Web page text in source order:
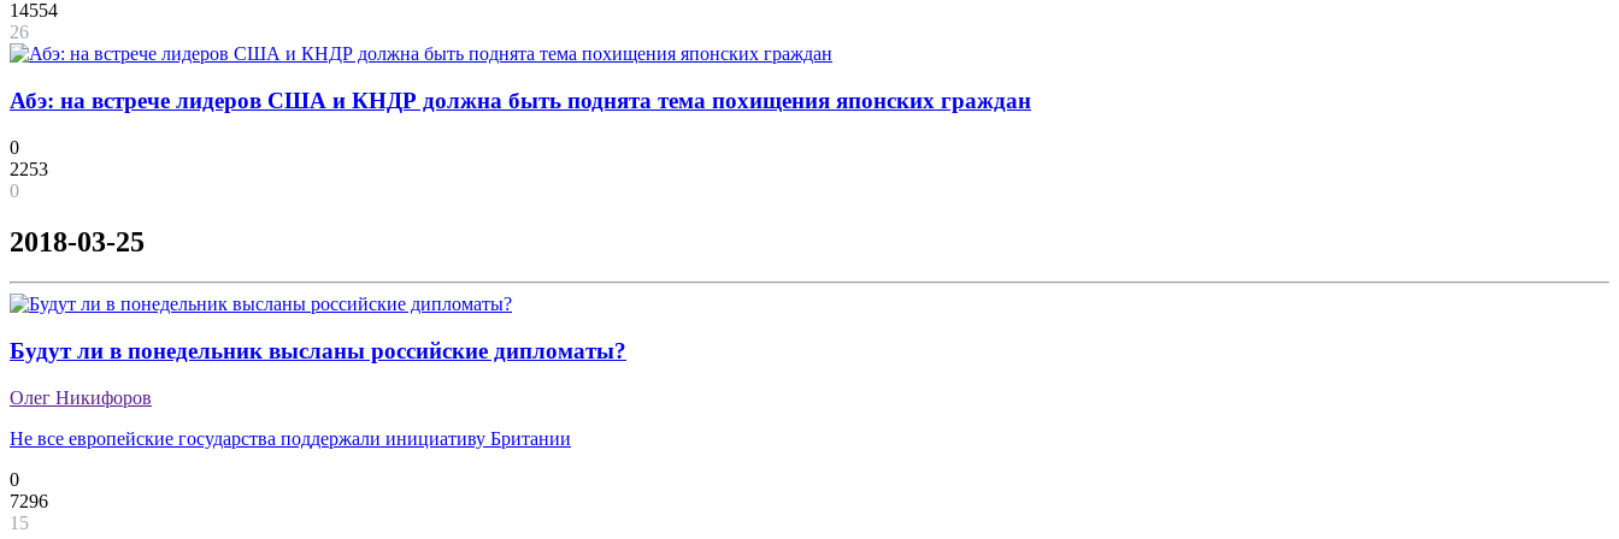
14554
26
Абэ: на встрече лидеров США и КНДР должна быть поднята тема похищения японских граждан
0
2253
0
2018-03-25
Будут ли в понедельник высланы российские дипломаты?
Олег Никифоров
Не все европейские государства поддержали инициативу Британии
0
7296
15